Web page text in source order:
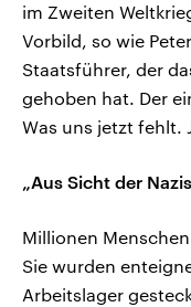
im Zweiten
Vorbild, so wie
Staatsführer, der
gehoben hat. Der
Was uns jetzt fehlt.
„Aus Sicht der
Millionen
Sie wurden
Arbeitslager